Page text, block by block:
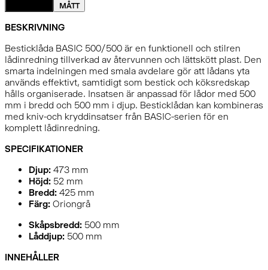
MÅTT
BESKRIVNING
Besticklåda BASIC 500/500 är en funktionell och stilren
lådinredning tillverkad av återvunnen och lättskött plast. Den
smarta indelningen med smala avdelare gör att lådans yta
används effektivt, samtidigt som bestick och köksredskap
hålls organiserade. Insatsen är anpassad för lådor med 500
mm i bredd och 500 mm i djup. Besticklådan kan kombineras
med kniv-och kryddinsatser från BASIC-serien för en
komplett lådinredning.
SPECIFIKATIONER
Djup: 473 mm
Höjd: 52 mm
Bredd: 425 mm
Färg: Oriongrå
Skåpsbredd: 500 mm
Låddjup: 500 mm
INNEHÅLLER